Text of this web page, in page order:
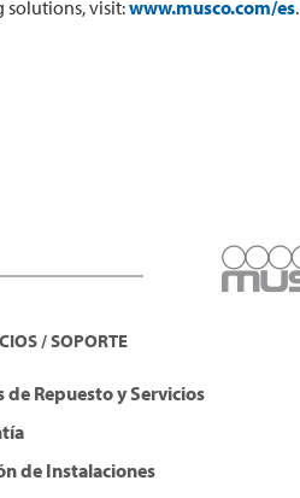
solutions, visit:www.musco.com/es.
/ SOPORTE
de Repuesto y Servicios
de Instalaciones